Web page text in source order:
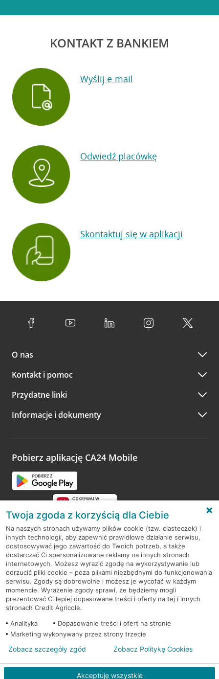
KONTAKT Z BANKIEM
Wyślij e-mail
Odwiedź placówkę
Skontaktuj się w aplikacji
O nas
Kontakt i pomoc
Przydatne linki
Informacje i dokumenty
Pobierz aplikację CA24 Mobile
RODO
Regulamin serwisu
Mapa serwisu
PolitykaCookies
© 2026 Credit Agricole Bank Polska S.A. Wszelkie prawa zastrzeżone
Twoja zgoda z korzyścią dla Ciebie
Na naszych stronach używamy plików cookie (tzw. ciasteczek) i
innych technologii, aby zapewnić prawidłowe działanie serwisu,
dostosowywać jego zawartość do Twoich potrzeb, a także
dostarczać Ci spersonalizowane reklamy na innych stronach
internetowych. Możesz wyrazić zgodę na wykorzystywanie lub
odrzucić pliki cookie – poza plikami niezbędnymi do funkcjonowania
serwisu. Zgody są dobrowolne i możesz je wycofać w każdym
momencie. Wyrażenie zgody sprawi, że będziemy mogli
prezentować Ci lepiej dopasowane treści i oferty na tej i innych
stronach Credit Agricole.
Analityka
Dopasowanie treści i ofert na stronie
Marketing wykonywany przez strony trzecie
Akceptuję wszystkie
Zobacz szczegóły zgód Zobacz Politykę Cookies